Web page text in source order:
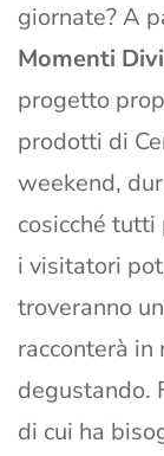
giornate? A
Momenti
progetto
prodotti di
weekend,
cosicché
i visitatori
troveranno
racconterà in
degustando.
di cui ha